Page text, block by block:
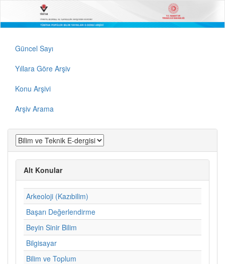
Güncel Sayı
Yıllara Göre Arşiv
Konu Arşivi
Arşiv Arama
Alt Konular
Arkeoloji (Kazıbilim)
Başarı Değerlendirme
Beyin Sinir Bilim
Bilgisayar
Bilim ve Toplum